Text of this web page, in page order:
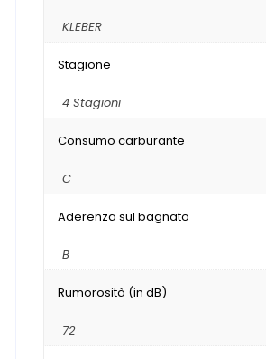
KLEBER
Stagione
4 Stagioni
Consumo carburante
C
Aderenza sul bagnato
B
Rumorosità (in dB)
72